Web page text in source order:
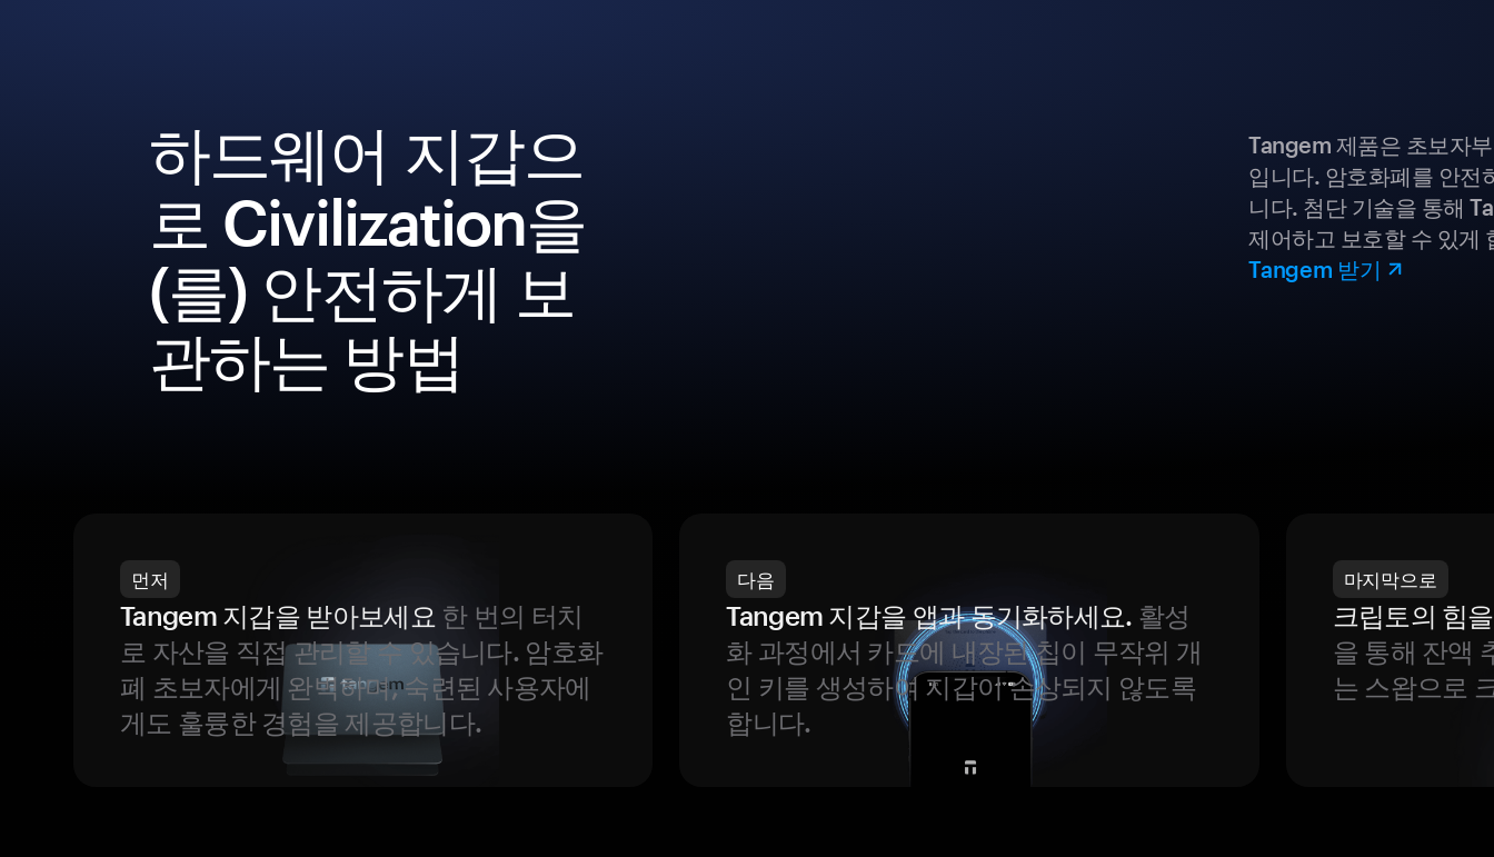
하드웨어 지갑으
로 Civilization을
(를) 안전하게 보
관하는 방법
Tangem 제품은 초보자
입니다. 암호화폐를 안전
니다. 첨단 기술을 통해
제어하고 보호할 수 있게
Tangem 받기
먼저
Tangem 지갑을 받아보세요 한 번의 터치
로 자산을 직접 관리할 수 있습니다. 암호화
폐 초보자에게 완벽하며, 숙련된 사용자에
게도 훌륭한 경험을 제공합니다.
다음
Tangem 지갑을 앱과 동기화하세요. 활성
화 과정에서 카드에 내장된 칩이 무작위 개
인 키를 생성하여 지갑이 손상되지 않도록
합니다.
마지막으로
크립토의 힘
을 통해 잔액
는 스왑으로